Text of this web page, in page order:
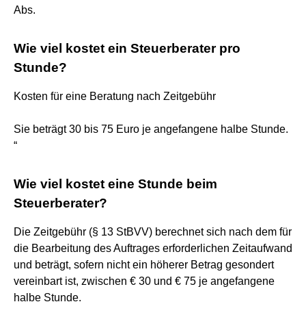
Abs.
Wie viel kostet ein Steuerberater pro
Stunde?
Kosten für eine Beratung nach Zeitgebühr
Sie beträgt 30 bis 75 Euro je angefangene halbe Stunde.
“
Wie viel kostet eine Stunde beim
Steuerberater?
Die Zeitgebühr (§ 13 StBVV) berechnet sich nach dem für
die Bearbeitung des Auftrages erforderlichen Zeitaufwand
und beträgt, sofern nicht ein höherer Betrag gesondert
vereinbart ist, zwischen € 30 und € 75 je angefangene
halbe Stunde.